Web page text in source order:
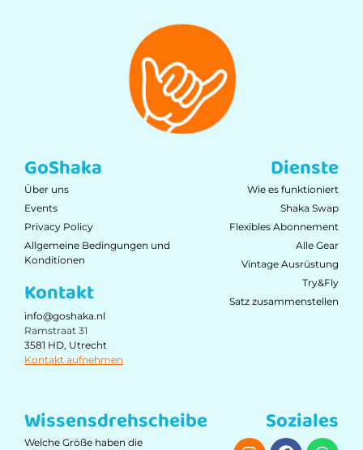
GoShaka
Über uns
Events
Privacy Policy
Allgemeine Bedingungen und
Konditionen
Kontakt
info@goshaka.nl
Ramstraat 31
3581 HD, Utrecht
Kontakt aufnehmen
Dienste
Wie es funktioniert
Shaka Swap
Flexibles Abonnement
Alle Gear
Vintage Ausrüstung
Try&Fly
Satz zusammenstellen
Wissensdrehscheibe
Welche Größe haben die
Soziales